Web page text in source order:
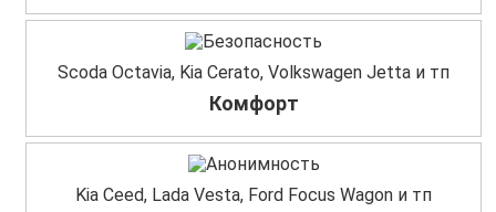
Scoda Octavia, Kia Cerato, Volkswagen Jetta и тп
Комфорт
Kia Ceed, Lada Vesta, Ford Focus Wagon и тп